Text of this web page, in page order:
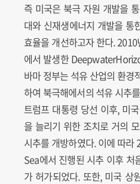
즉 미국은 북극 자원 개발을
대와 신재생에너지 개발을 통
효율을 개선하고자 한다.
에서 발생한
바마 정부는 석유 산업의 환경
하여 북극해에서의 석유 시추
트럼프 대통령 당선 이후, 미
을 늘리기 위한 조치로 거의
시추를 개방하였다. 이에 따
Sea에서 진행된 시추 이후 처
가 허가되었다. 또한, 미국 상